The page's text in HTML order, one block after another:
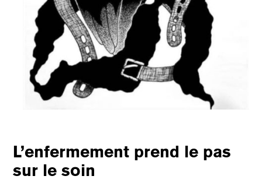
L’enfermement prend le pas
sur le soin